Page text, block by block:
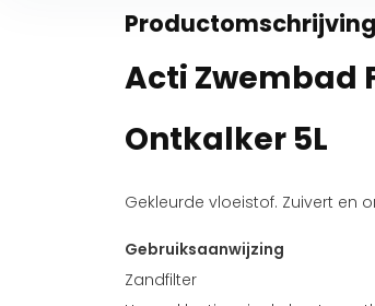
Productomschrijving
Acti Zwembad
Ontkalker 5L
Gekleurde vloeistof. Zuivert en
Gebruiksaanwijzing
Zandfilter